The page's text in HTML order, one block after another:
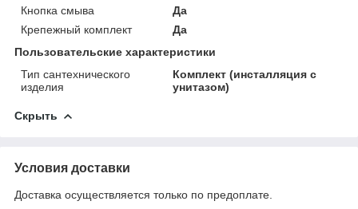
Кнопка смыва
Да
Крепежный комплект
Да
Пользовательские характеристики
Тип сантехнического
изделия
Комплект (инсталляция с
унитазом)
Скрыть
Условия доставки
Доставка осуществляется только по предоплате.